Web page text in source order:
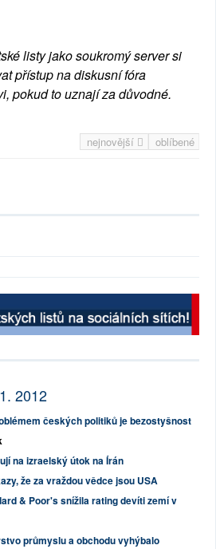
listy jako soukromý server si
přístup na diskusní fóra
pokud to uznají za důvodné.
nejnovější oblíbené
2012
českých politiků je bezostyšnost
na izraelský útok na Írán
že za vraždou vědce jsou USA
& Poor's snížila rating devíti zemí v
průmyslu a obchodu vyhýbalo